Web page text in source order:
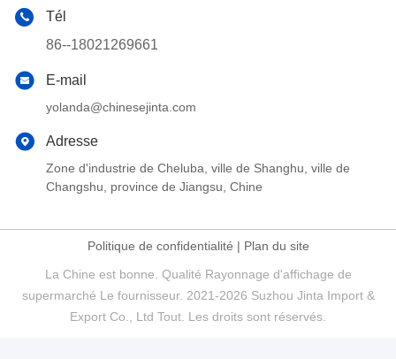
Tél
86--18021269661
E-mail
yolanda@chinesejinta.com
Adresse
Zone d'industrie de Cheluba, ville de Shanghu, ville de
Changshu, province de Jiangsu, Chine
Politique de confidentialité | Plan du site
La Chine est bonne. Qualité Rayonnage d'affichage de
supermarché Le fournisseur. 2021-2026 Suzhou Jinta Import &
Export Co., Ltd Tout. Les droits sont réservés.